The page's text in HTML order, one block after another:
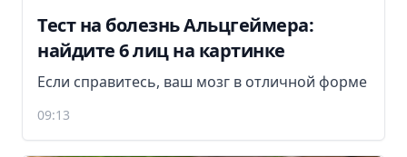
Тест на болезнь Альцгеймера:
найдите 6 лиц на картинке
Если справитесь, ваш мозг в отличной форме
09:13